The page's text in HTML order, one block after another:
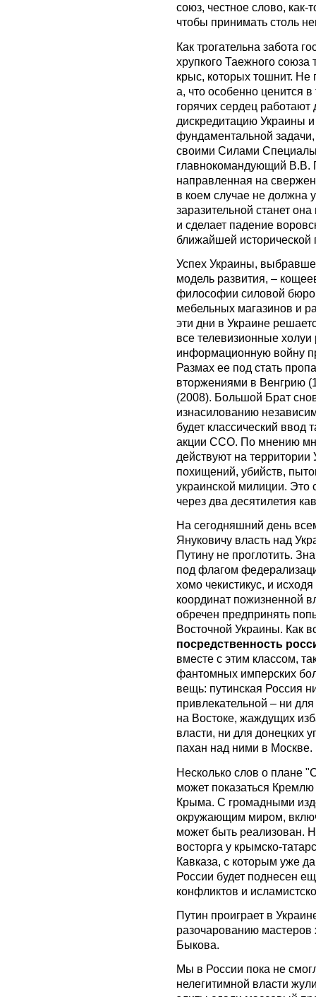
союз, честное слово,
чтобы принимать столь
Как трогательна забота
хрупкого Таежного
крыс, которых тошнит. Не
а, что особенно ценится
горячих сердец
дискредитацию Украины
фундаментальной
своими Силами
главнокомандующий В.В.
направленная на
в коем случае не должна
заразительной станет
и сделает падение
ближайшей исторической
Успех Украины,
модель развития, –
философии силовой
мебельных магазинов и
эти дни в Украине
все телевизионные
информационную войну
Размах ее под стать
вторжениями в Венгрию
(2008). Большой Брат
изнасилованию
будет классический ввод
акции ССО. По мнению
действуют на
похищений, убийств,
украинской милиции.
через два десятилетия
На сегодняшний день
Януковичу власть над
Путину не проглотить.
под флагом
хомо чекистикус, и
координат пожизненной
обречен предпринять
Восточной Украины. Как
посредственность
вместе с этим классом,
фантомных имперских
вещь: путинская Россия
привлекательной – ни
на Востоке, жаждущих
власти, ни для донецких
пахан над ними в Москве.
Несколько слов о плане
может показаться
Крыма. С громадными
окружающим миром,
может быть реализован.
восторга у крымско-
Кавказа, с которым уже
России будет поднесен
конфликтов и
Путин проиграет в
разочарованию
Быкова.
Мы в России пока не
нелегитимной власти